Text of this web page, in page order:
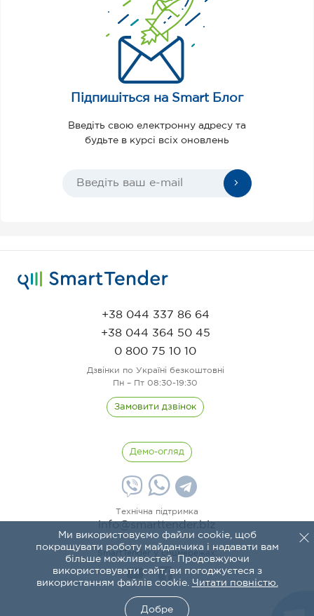
Підпишіться на Smart Блог
Введіть свою електронну адресу та
будьте в курсі всіх оновлень
Ми використовуємо файли cookie, щоб
покращувати роботу майданчика і надавати вам
більше можливостей. Продовжуючи
використовувати сайт, ви погоджуєтеся з
використанням файлів cookie.
Читати повністю.
Добре
+38 044 337 86 64
+38 044 364 50 45
0 800 75 10 10
Дзвінки по Україні безкоштовні
Пн – Пт 08:30-19:30
Замовити дзвінок
Технічна підтримка
Демо-огляд
SmartTender у соцмережах: